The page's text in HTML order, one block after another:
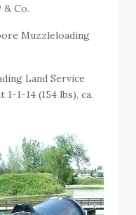
& Co.
Muzzleloading
Land Service
1-14 (154 lbs), ca.